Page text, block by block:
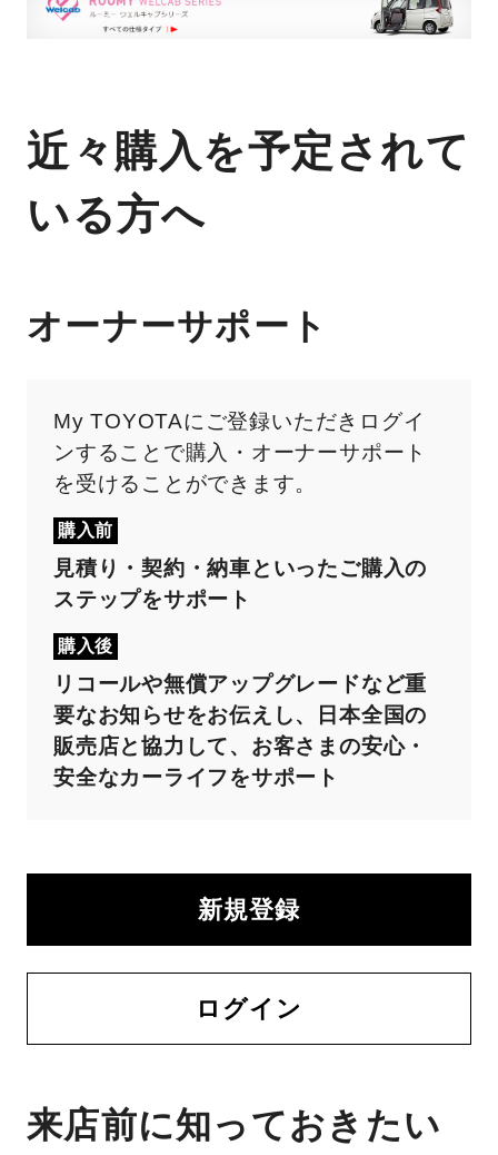
近々購入を予定されて
いる方へ
オーナーサポート
My TOYOTAにご登録いただきログイ
ンすることで購入・オーナーサポート
を受けることができます。
購入前
見積り・契約・納車といったご購入の
ステップをサポート
購入後
リコールや無償アップグレードなど重
要なお知らせをお伝えし、日本全国の
販売店と協力して、お客さまの安心・
安全なカーライフをサポート
新規登録
ログイン
来店前に知っておきたい